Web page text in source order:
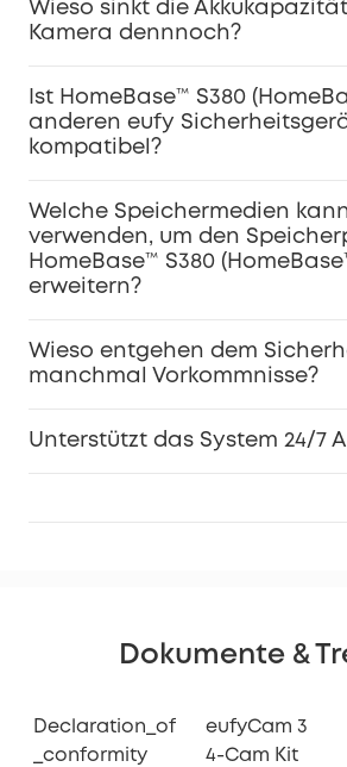
Wieso sinkt die
Kamera dennnoch?
Ist HomeBase™ S380
anderen eufy
kompatibel?
Welche Speichermedien
verwenden, um den
HomeBase™ S380
erweitern?
Wieso entgehen dem
manchmal Vorkommnisse?
Unterstützt das System 24/7
Dokumente &
Declaration_of
_conformity
eufyCam 3
4-Cam Kit